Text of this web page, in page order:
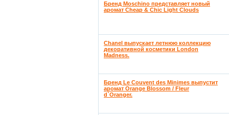
Бренд Moschino представляет новый
аромат Cheap & Chic Light Clouds
Chanel выпускает летнюю коллекцию
декоративной косметики London
Madness.
Бренд Le Couvent des Minimes выпустит
аромат Orange Blossom / Fleur
d`Oranger.